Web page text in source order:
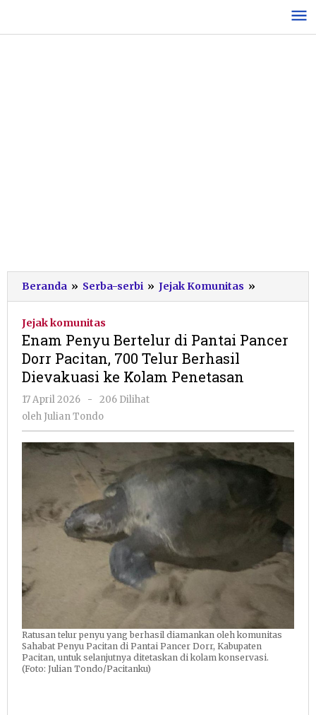
konten
Beranda » Serba-serbi » Jejak Komunitas »
Penyu
Pantai
Berhasil
Dievakuasi
ke
Kolam
Jejak komunitas
Enam Penyu Bertelur di Pantai Pancer
Dorr Pacitan, 700 Telur Berhasil
Dievakuasi ke Kolam Penetasan
17 April 2026
oleh
Julian
-
206 Dilihat
oleh Julian Tondo
Ratusan telur penyu yang berhasil diamankan oleh komunitas
Sahabat Penyu Pacitan di Pantai Pancer Dorr, Kabupaten
Pacitan, untuk selanjutnya ditetaskan di kolam konservasi.
(Foto: Julian Tondo/Pacitanku)